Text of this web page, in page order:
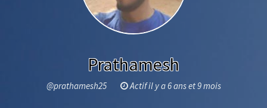
Prathamesh
@prathamesh25 Actif il y a 6 ans et 9 mois